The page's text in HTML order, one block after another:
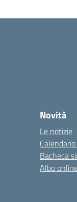
Novità
Le notizie
Bacheca
Albo